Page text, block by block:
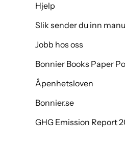
Hjelp
Slik sender du inn
Jobb hos oss
Bonnier Books Paper
Åpenhetsloven
Bonnier.se
GHG Emission Report